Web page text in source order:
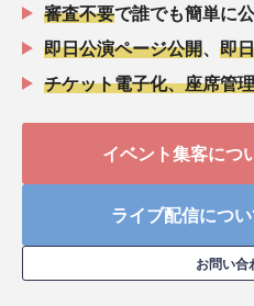
審査不要で誰でも簡単に
即日公演ページ公開
即
チケット電子化、座席管
イベント集客につ
ライブ配信につ
お問い合